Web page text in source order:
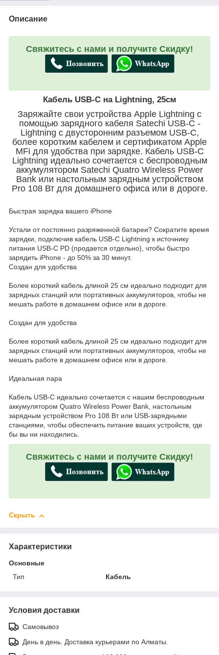
Описание
Свяжитесь с нами и получите Скидку!
Кабель USB-C на Lightning, 25см
Заряжайте свои устройства Apple Lightning с
помощью зарядного кабеля Satechi USB-C -
Lightning с двусторонним разъемом USB-C,
более коротким кабелем и сертификатом Apple
MFi для удобства при зарядке. Кабель USB-C
Lightning идеально сочетается с беспроводным
аккумулятором Satechi Quatro Wireless Power
Bank или настольным зарядным устройством
Pro 108 Вт для домашнего офиса или в дороге.
Быстрая зарядка вашего iPhone
Устали от постоянно разряженной батареи? Сократите время
зарядки, подключив кабель USB-C Lightning к источнику
питания USB-C PD (продается отдельно), чтобы быстро
зарядить iPhone - до 50% за 30 минут.
Создан для удобства
Более короткий кабель длиной 25 см идеально подходит для
зарядных станций или портативных аккумуляторов, чтобы не
мешать работе в домашнем офисе или в дороге.
Создан для удобства
Более короткий кабель длиной 25 см идеально подходит для
зарядных станций или портативных аккумуляторов, чтобы не
мешать работе в домашнем офисе или в дороге.
Идеальная пара
Кабель USB-C идеально сочетается с нашим беспроводным
аккумулятором Quatro Wireless Power Bank, настольным
зарядным устройством Pro 108 Вт или USB-зарядными
станциями, чтобы обеспечить питание ваших устройств, где
бы вы ни находились.
Свяжитесь с нами и получите Скидку!
Скрыть
Характеристики
Основные
Тип
Кабель
Условия доставки
Самовывоз
День в день. Доставка курьерами по Алматы.